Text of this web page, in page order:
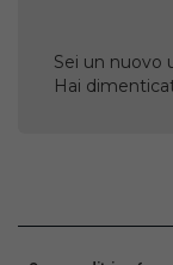
Sei un nuovo
Hai